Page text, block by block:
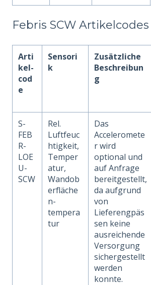
Febris SCW Artikelcodes
Arti
kel-
cod
e
Sensori
k
Zusätzliche
Beschreibun
g
S-
FEB
R-
LOE
U-
SCW
Rel.
Luftfeuc
htigkeit,
Temper
atur,
Wandob
erfläche
n-
tempera
tur
Das
Acceleromete
r wird
optional und
auf Anfrage
bereitgestellt,
da aufgrund
von
Lieferengpäs
sen keine
ausreichende
Versorgung
sichergestellt
werden
konnte.